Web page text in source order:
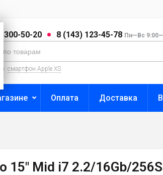
300-50-20 8 (143) 123-45-78 Пн—Вс
смартфон Apple XS
Оплата Доставка
15" Mid i7 2.2/16Gb/